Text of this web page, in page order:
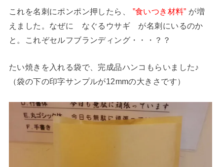
これを名刺にポンポン押したら、 ”食いつき材料” が増
えました。なぜに なぐるウサギ が名刺にいるのか
と。これぞセルフブランディング・・・？？
たい焼きを入れる袋で、完成品ハンコもらいました♪
（袋の下の印字サンプルが12mmの大きさです）